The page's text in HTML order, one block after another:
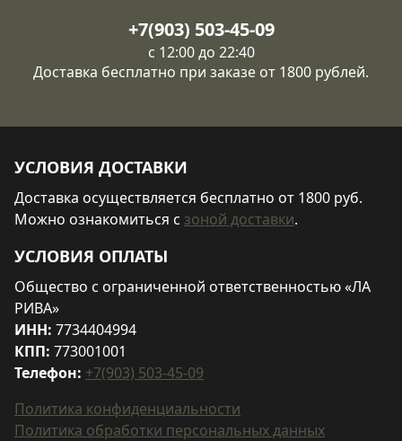
+7(903) 503-45-09
с 12:00 до 22:40
Доставка бесплатно при заказе от 1800 рублей.
УСЛОВИЯ ДОСТАВКИ
Доставка осуществляется бесплатно от 1800 руб.
Можно ознакомиться с зоной доставки.
УСЛОВИЯ ОПЛАТЫ
Общество с ограниченной ответственностью «ЛА
РИВА»
ИНН: 7734404994
КПП: 773001001
Телефон: +7(903) 503-45-09
Политика конфиденциальности
Политика обработки персональных данных